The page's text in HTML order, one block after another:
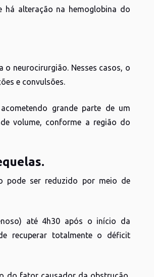
há alteração na hemoglobina do
o neurocirurgião. Nesses casos, o
e convulsões.
grande parte de um
volume, conforme a região do
pode ser reduzido por meio de
até 4h30 após o início da
recuperar totalmente o déficit